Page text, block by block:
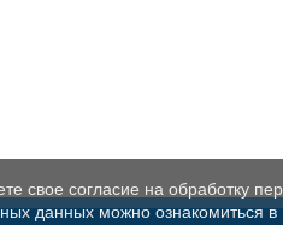
свое согласие на обработку
данных можно ознакомиться